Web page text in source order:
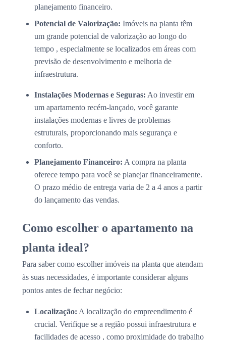
planejamento financeiro.
Potencial de Valorização: Imóveis na planta têm
um grande potencial de valorização ao longo do
tempo , especialmente se localizados em áreas com
previsão de desenvolvimento e melhoria de
infraestrutura.
Instalações Modernas e Seguras: Ao investir em
um apartamento recém-lançado, você garante
instalações modernas e livres de problemas
estruturais, proporcionando mais segurança e
conforto.
Planejamento Financeiro: A compra na planta
oferece tempo para você se planejar financeiramente.
O prazo médio de entrega varia de 2 a 4 anos a partir
do lançamento das vendas.
Como escolher o apartamento na
planta ideal?
Para saber como escolher imóveis na planta que atendam
às suas necessidades, é importante considerar alguns
pontos antes de fechar negócio:
Localização: A localização do empreendimento é
crucial. Verifique se a região possui infraestrutura e
facilidades de acesso , como proximidade do trabalho